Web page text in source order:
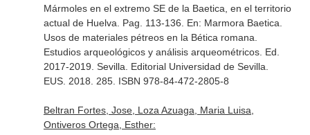
Mármoles en el extremo SE de la Baetica, en el territorio
actual de Huelva. Pag. 113-136. En: Marmora Baetica.
Usos de materiales pétreos en la Bética romana.
Estudios arqueológicos y análisis arqueométricos. Ed.
2017-2019. Sevilla. Editorial Universidad de Sevilla.
EUS. 2018. 285. ISBN 978-84-472-2805-8
Beltran Fortes, Jose, Loza Azuaga, Maria Luisa,
Ontiveros Ortega, Esther: